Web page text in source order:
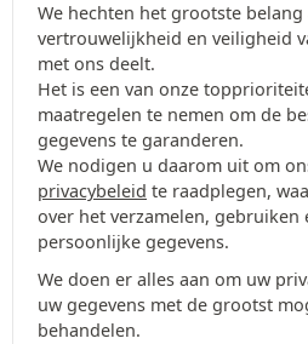
We hechten het grootste belang
vertrouwelijkheid en veiligheid
met ons deelt.
Het is een van onze
maatregelen te nemen om de
gegevens te garanderen.
We nodigen u daarom uit om
privacybeleid te raadplegen,
over het verzamelen, gebruiken
persoonlijke gegevens.
We doen er alles aan om uw
uw gegevens met de grootst
behandelen.